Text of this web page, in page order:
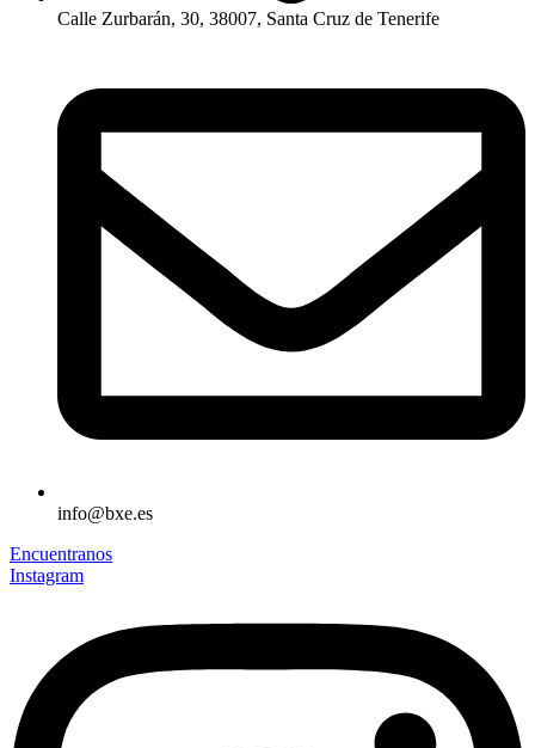
Calle Zurbarán, 30, 38007, Santa Cruz de Tenerife
info@bxe.es
Encuentranos
Instagram